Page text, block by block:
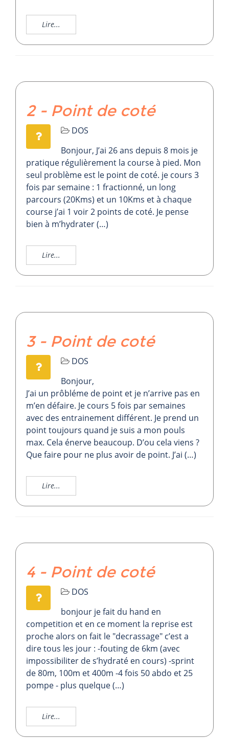
Lire...
2 - Point de coté
DOS
Bonjour, J’ai 26 ans depuis 8 mois je
pratique régulièrement la course à pied. Mon
seul problème est le point de coté. je cours 3
fois par semaine : 1 fractionné, un long
parcours (20Kms) et un 10Kms et à chaque
course j’ai 1 voir 2 points de coté. Je pense
bien à m’hydrater (…)
Lire...
3 - Point de coté
DOS
Bonjour,
J’ai un prôbléme de point et je n’arrive pas en
m’en défaire. Je cours 5 fois par semaines
avec des entrainement différent. Je prend un
point toujours quand je suis a mon pouls
max. Cela énerve beaucoup. D’ou cela viens ?
Que faire pour ne plus avoir de point. J’ai (…)
Lire...
4 - Point de coté
DOS
bonjour je fait du hand en
competition et en ce moment la reprise est
proche alors on fait le "decrassage" c’est a
dire tous les jour : -fouting de 6km (avec
impossibiliter de s’hydraté en cours) -sprint
de 80m, 100m et 400m -4 fois 50 abdo et 25
pompe - plus quelque (…)
Lire...